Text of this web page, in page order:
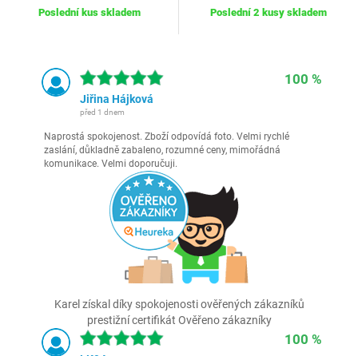
Poslední kus skladem Poslední 2 kusy skladem
100 %
Jiřina Hájková
před 1 dnem
Naprostá spokojenost. Zboží odpovídá foto. Velmi rychlé
zaslání, důkladně zabaleno, rozumné ceny, mimořádná
komunikace. Velmi doporučuji.
Karel získal díky spokojenosti ověřených zákazníků
prestižní certifikát Ověřeno zákazníky
100 %